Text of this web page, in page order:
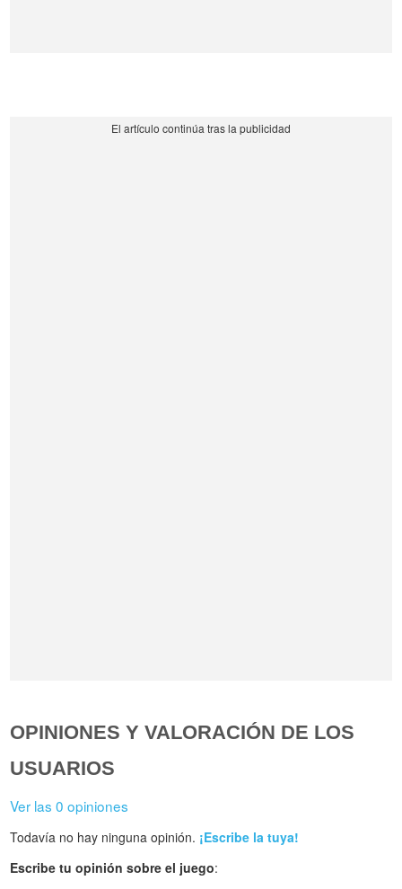
OPINIONES Y VALORACIÓN DE LOS
USUARIOS
Ver las 0 opiniones
Todavía no hay ninguna opinión. ¡Escribe la tuya!
Escribe tu opinión sobre el juego: